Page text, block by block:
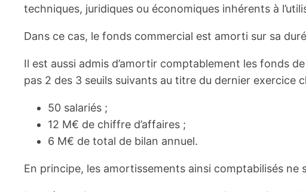
techniques, juridiques ou économiques inhérents à
Dans ce cas, le fonds commercial est amorti sur sa
Il est aussi admis d’amortir comptablement les fonds
pas 2 des 3 seuils suivants au titre du dernier exercice
50 salariés ;
12 M€ de chiffre d’affaires ;
6 M€ de total de bilan annuel.
En principe, les amortissements ainsi comptabilisés